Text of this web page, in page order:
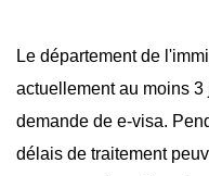
Le département de
actuellement au moins
demande de e-visa.
délais de traitement